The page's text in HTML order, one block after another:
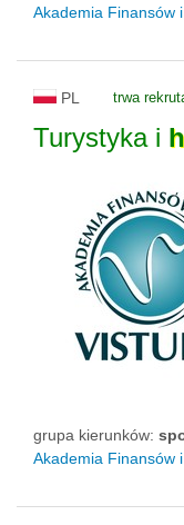
Akademia Finansów
PL trwa
Turystyka i
grupa kierunków:
Akademia Finansów